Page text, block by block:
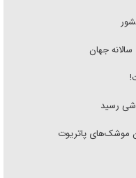
جهان
رسید
موشک‌های پاتریوت